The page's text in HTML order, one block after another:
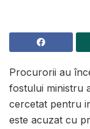
Procurorii au
fostului ministru
cercetat pentru
este acuzat cu